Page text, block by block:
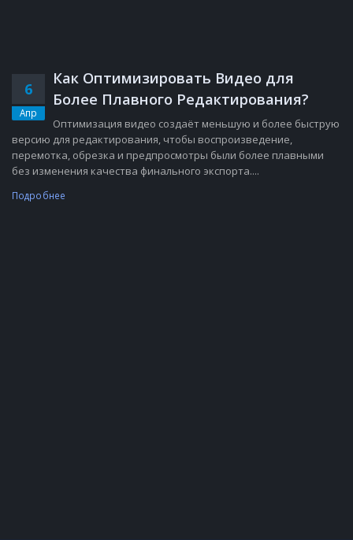
6
Апр
Как Оптимизировать Видео для
Более Плавного Редактирования?
Оптимизация видео создаёт меньшую и более быструю
версию для редактирования, чтобы воспроизведение,
перемотка, обрезка и предпросмотры были более плавными
без изменения качества финального экспорта....
Подробнее